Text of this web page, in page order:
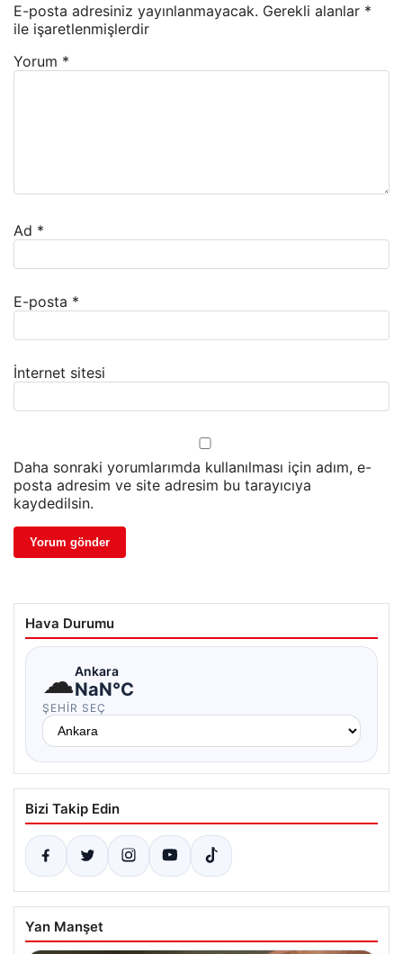
E-posta adresiniz yayınlanmayacak. Gerekli alanlar *
ile işaretlenmişlerdir
Yorum *
Ad *
E-posta *
İnternet sitesi
Daha sonraki yorumlarımda kullanılması için adım, e-
posta adresim ve site adresim bu tarayıcıya
kaydedilsin.
Hava Durumu
☁Ankara
NaN°C
ŞEHIR SEÇ
Bizi Takip Edin
Yan Manşet